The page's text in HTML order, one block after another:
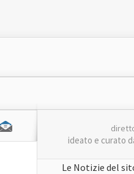
ideato e curato
Le Notizie del